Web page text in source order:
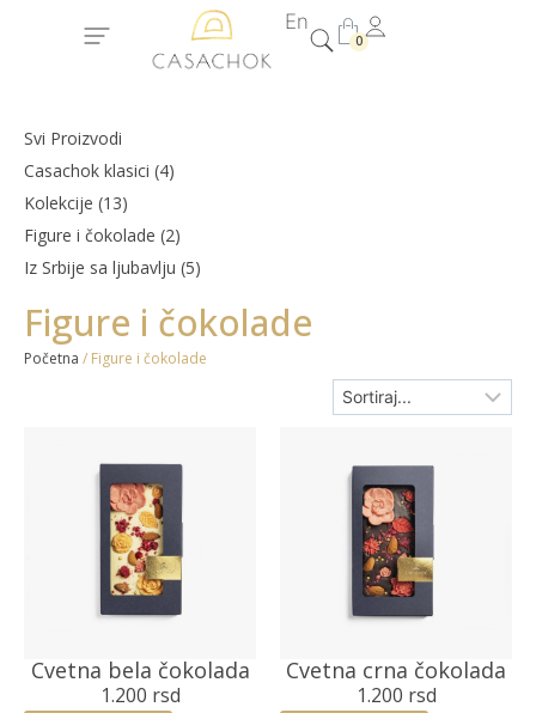
En
0
Svi Proizvodi
Casachok klasici (4)
Kolekcije (13)
Figure i čokolade (2)
Iz Srbije sa ljubavlju (5)
Figure i čokolade
Početna / Figure i čokolade
Cvetna bela čokolada
1.200 rsd
Cvetna crna čokolada
1.200 rsd